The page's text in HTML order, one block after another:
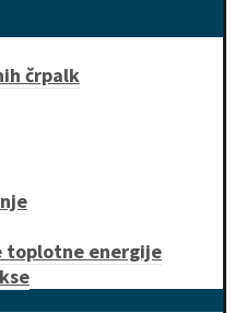
črpalk
toplotne energije